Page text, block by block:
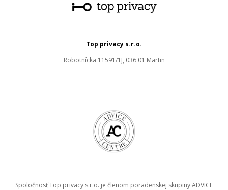
Top privacy s.r.o.
Robotnícka 11591/1J, 036 01 Martin
Spoločnosť Top privacy s.r.o. je členom poradenskej skupiny ADVICE